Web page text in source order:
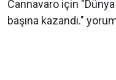
Cannavaro için
başına kazandı."